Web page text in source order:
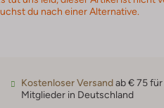
du nach einer Alternative.
Kostenloser Versandab € 75
Mitglieder in Deutschland